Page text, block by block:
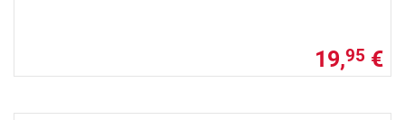
19,95 €